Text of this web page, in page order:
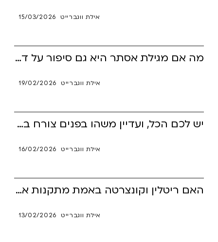
אילת ווגברייט 15/03/2026
מה אם מגילת אסתר היא גם סיפור על דופמין, אימפולסיביות והתמכרות לריגוש? דרך דמותו של אחשוורוש נחשף מנגנון מוכר של חיפוש דופמין, אובדן שליטה ותגובות קיצוניות – תהליך שמוכר גם בעידן הסמארטפון ובמציאות של ADHD. זהו מאמר חד ומטלטל שמחבר בין מגילת אסתר, מוח מודרני והתמכרות למסכים, ומזמין כל אחד לשאול: מי שולט בי – הערכים שלי או הדופמין?
אילת ווגברייט 19/02/2026
יש לכם הכל, ועדיין משהו בפנים צורח בשקט? כך נראה משבר זהות שקט אצל אנשים עם ADHD, כשהחיים נראים נכונים אבל מרגישים זרים. זה לא סיפור על להתפטר, אלא על לבנות זהות דרך אוטונומיה, כשירות ושייכות – בתוך הערפל.
אילת ווגברייט 16/02/2026
האם ריטלין וקונצרטה באמת מתקנות את רשתות הקשב במוח, או שהן פועלות במקום אחר לגמרי? מחקר עדכני מראה שהשפעת התרופות קשורה למערכת העוררות והמוטיבציה, ולא לתיקון “קשב שבור”. המשמעות להורים ולמטופלים ברורה: הקשב אינו מקולקל, אלא זקוק לתנאים נוירולוגיים נכונים כדי לפעול.
אילת ווגברייט 13/02/2026